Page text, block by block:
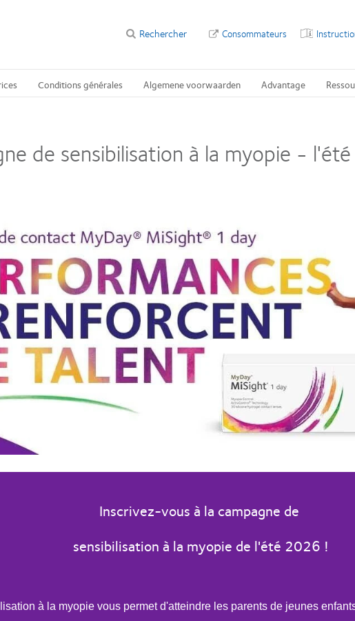
Consommateurs
Rechercher
Conditions générales Algemene voorwaarden Advantage
de sensibilisation à la myopie -
Inscrivez-vous à la campagne de
sensibilisation à la myopie de l'été 2026 !
à la myopie vous permet d'atteindre les parents de jeunes